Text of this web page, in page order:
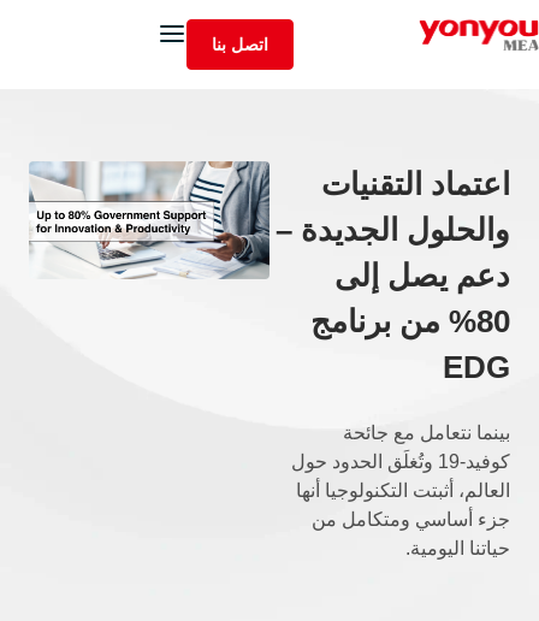
اتصل بنا
اعتماد التقنيات
والحلول الجديدة –
دعم يصل إلى
80% من برنامج
EDG
بينما نتعامل مع جائحة
كوفيد-19 وتُغلَق الحدود حول
العالم، أثبتت التكنولوجيا أنها
جزء أساسي ومتكامل من
حياتنا اليومية.